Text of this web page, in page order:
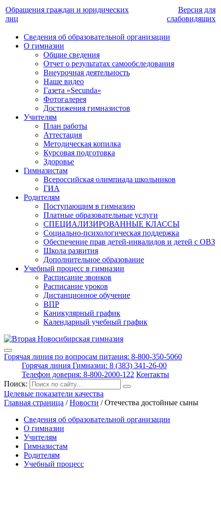
Обращения граждан и юридических
лиц
Версия для
слабовидящих
Сведения об образовательной организации
О гимназии
Общие сведения
Отчет о результатах самообследования
Внеурочная деятельность
Наше видео
Газета «Secunda»
Фотогалерея
Достижения гимназистов
Учителям
План работы
Аттестация
Методическая копилка
Курсовая подготовка
Здоровье
Гимназистам
Всероссийская олимпиада школьников
ГИА
Родителям
Поступающим в гимназию
Платные образовательные услуги
СПЕЦИАЛИЗИРОВАННЫЕ КЛАССЫ
Социально-психологическая поддержка
Обеспечение прав детей-инвалидов и детей с ОВЗ
Школа развития
Дополнительное образование
Учебный процесс в гимназии
Расписание звонков
Расписание уроков
Дистанционное обучение
ВПР
Каникулярный график
Календарный учебный график
Горячая линия по вопросам питания: 8-800-350-5060
Горячая линия Гимназии: 8 (383) 341-26-00
Телефон доверия: 8-800-2000-122 Контакты
Поиск:
Целевые показатели качества
Главная страница /Новости /Отечества достойные сыны
Сведения об образовательной организации
О гимназии
Учителям
Гимназистам
Родителям
Учебный процесс